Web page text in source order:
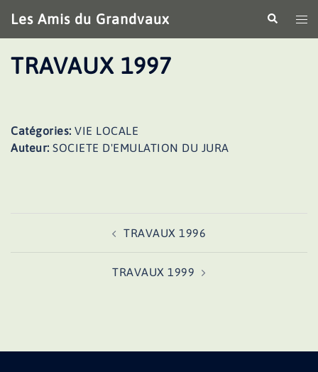
au
contenu
Les Amis du Grandvaux
le
TRAVAUX 1997
Catégories: VIE LOCALE
Auteur: SOCIETE D'EMULATION DU JURA
TRAVAUX 1996
TRAVAUX 1999